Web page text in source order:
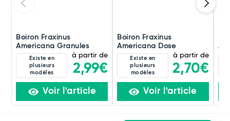
Boiron Fraxinus
Americana Granules
Existe en
plusieurs
modèles
à partir de
2,99€
Voir l'article
Boiron Fraxinus
Americana Dose
Existe en
plusieurs
modèles
à partir de
2,70€
Voir l'article